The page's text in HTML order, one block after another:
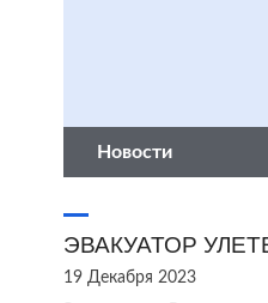
Новости
ЭВАКУАТОР
19 Декабря 2023